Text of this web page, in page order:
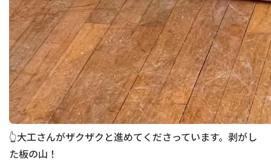
👆大工さんがザクザクと進めてくださっています。剥がし
た板の山！